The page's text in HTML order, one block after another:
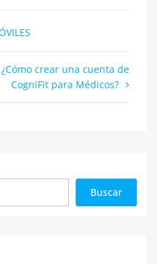
¿Cómo crear una cuenta de
CogniFit para Médicos?
Buscar